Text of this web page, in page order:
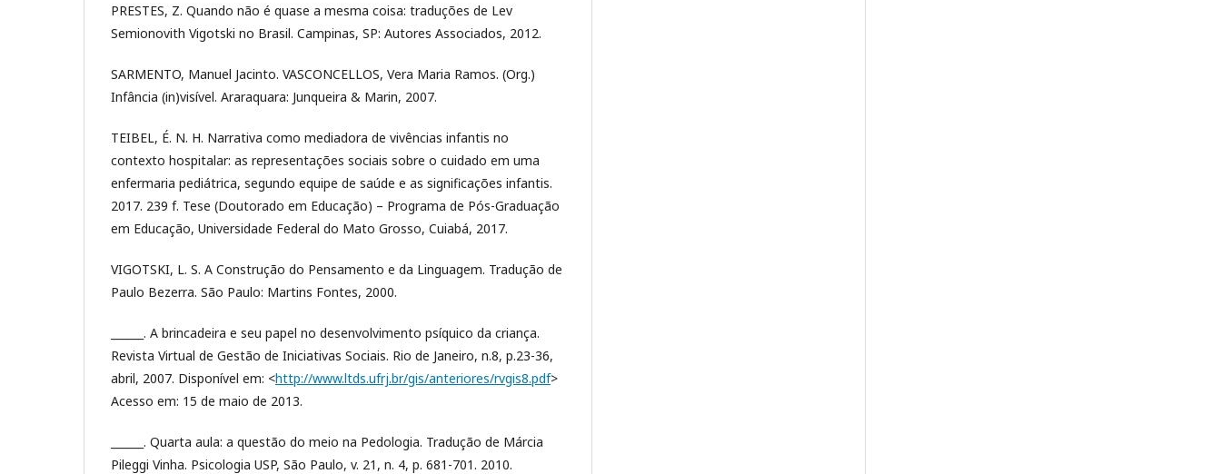
PRESTES, Z. Quando não é quase a mesma coisa: traduções de Lev
Semionovith Vigotski no Brasil. Campinas, SP: Autores Associados, 2012.
SARMENTO, Manuel Jacinto. VASCONCELLOS, Vera Maria Ramos. (Org.)
Infância (in)visível. Araraquara: Junqueira & Marin, 2007.
TEIBEL, É. N. H. Narrativa como mediadora de vivências infantis no
contexto hospitalar: as representações sociais sobre o cuidado em uma
enfermaria pediátrica, segundo equipe de saúde e as significações infantis.
2017. 239 f. Tese (Doutorado em Educação) – Programa de Pós-Graduação
em Educação, Universidade Federal do Mato Grosso, Cuiabá, 2017.
VIGOTSKI, L. S. A Construção do Pensamento e da Linguagem. Tradução de
Paulo Bezerra. São Paulo: Martins Fontes, 2000.
______. A brincadeira e seu papel no desenvolvimento psíquico da criança.
Revista Virtual de Gestão de Iniciativas Sociais. Rio de Janeiro, n.8, p.23-36,
abril, 2007. Disponível em: <http://www.ltds.ufrj.br/gis/anteriores/rvgis8.pdf>
Acesso em: 15 de maio de 2013.
______. Quarta aula: a questão do meio na Pedologia. Tradução de Márcia
Pileggi Vinha. Psicologia USP, São Paulo, v. 21, n. 4, p. 681-701. 2010.